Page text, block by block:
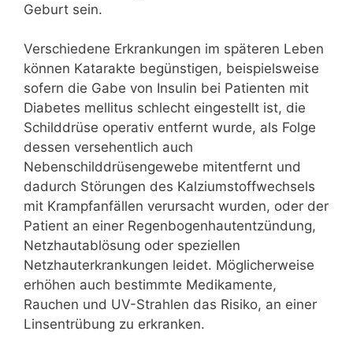
Geburt sein.
Verschiedene Erkrankungen im späteren Leben
können Katarakte begünstigen, beispielsweise
sofern die Gabe von Insulin bei Patienten mit
Diabetes mellitus schlecht eingestellt ist, die
Schilddrüse operativ entfernt wurde, als Folge
dessen versehentlich auch
Nebenschilddrüsengewebe mitentfernt und
dadurch Störungen des Kalziumstoffwechsels
mit Krampfanfällen verursacht wurden, oder der
Patient an einer Regenbogenhautentzündung,
Netzhautablösung oder speziellen
Netzhauterkrankungen leidet. Möglicherweise
erhöhen auch bestimmte Medikamente,
Rauchen und UV-Strahlen das Risiko, an einer
Linsentrübung zu erkranken.